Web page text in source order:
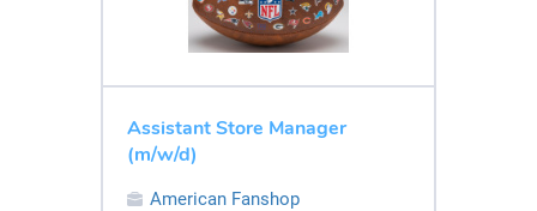
Assistant Store Manager
(m/w/d)
American Fanshop